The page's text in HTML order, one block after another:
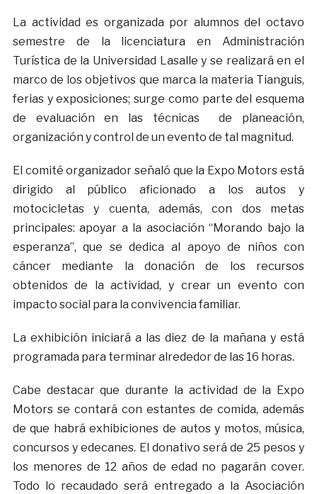
La actividad es organizada por alumnos del octavo
semestre de la licenciatura en Administración
Turística de la Universidad Lasalle y se realizará en el
marco de los objetivos que marca la materia Tianguis,
ferias y exposiciones; surge como parte del esquema
de evaluación en las técnicas de planeación,
organización y control de un evento de tal magnitud.
El comité organizador señaló que la Expo Motors está
dirigido al público aficionado a los autos y
motocicletas y cuenta, además, con dos metas
principales: apoyar a la asociación “Morando bajo la
esperanza”, que se dedica al apoyo de niños con
cáncer mediante la donación de los recursos
obtenidos de la actividad, y crear un evento con
impacto social para la convivencia familiar.
La exhibición iniciará a las diez de la mañana y está
programada para terminar alrededor de las 16 horas.
Cabe destacar que durante la actividad de la Expo
Motors se contará con estantes de comida, además
de que habrá exhibiciones de autos y motos, música,
concursos y edecanes. El donativo será de 25 pesos y
los menores de 12 años de edad no pagarán cover.
Todo lo recaudado será entregado a la Asociación